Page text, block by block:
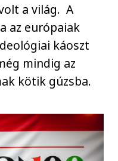
a világ. A
az európaiak
káoszt
mindig az
kötik gúzsba.